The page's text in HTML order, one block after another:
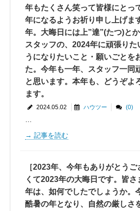
年もたくさん笑って皆様にとっ
年になるようお祈り申し上げま
年。大晦日には上”達”(たつ)と
スタッフの、2024年に頑張りた
うになりたいこと・願いごとを
た。今年も一年、スタッフ一同
と思います。本年も、どうぞよ
ます。
2024.05.02 ハウツー (0)
記事を読む
［2023年、今年もありがとう
くて2023年の大晦日です。皆
年は、如何でしたでしょうか。
酷暑の年となり、自然の厳しさ